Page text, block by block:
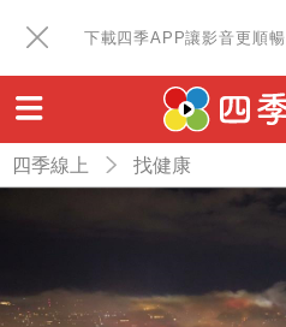
下載四季APP讓影音更順暢
四季線上 找健康